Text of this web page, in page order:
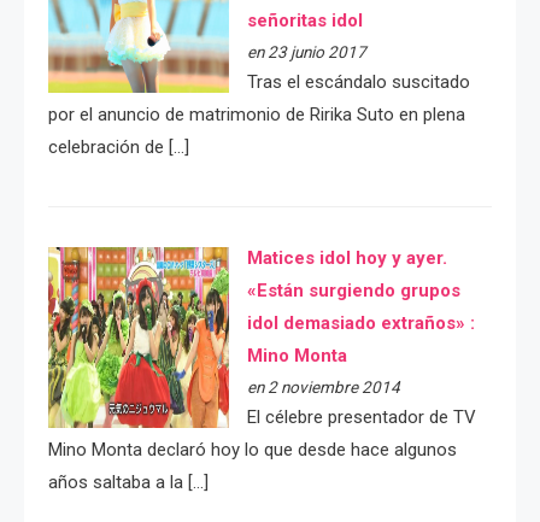
señoritas idol
en 23 junio 2017
Tras el escándalo suscitado
por el anuncio de matrimonio de Ririka Suto en plena
celebración de […]
Matices idol hoy y ayer.
«Están surgiendo grupos
idol demasiado extraños» :
Mino Monta
en 2 noviembre 2014
El célebre presentador de TV
Mino Monta declaró hoy lo que desde hace algunos
años saltaba a la […]